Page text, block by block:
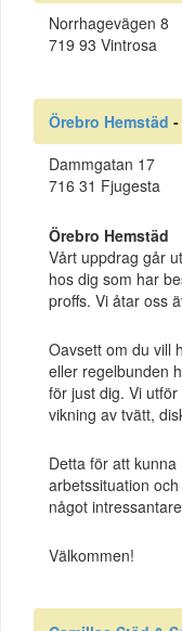
Norrhagevägen 8
719 93 Vintrosa
Örebro Hemstäd
Dammgatan 17
716 31 Fjugesta
Örebro Hemstäd
Vårt uppdrag går
hos dig som har
proffs. Vi åtar oss
Oavsett om du vill
eller regelbunden
för just dig. Vi
vikning av tvätt,
Detta för att
arbetssituation
något
Välkommen!